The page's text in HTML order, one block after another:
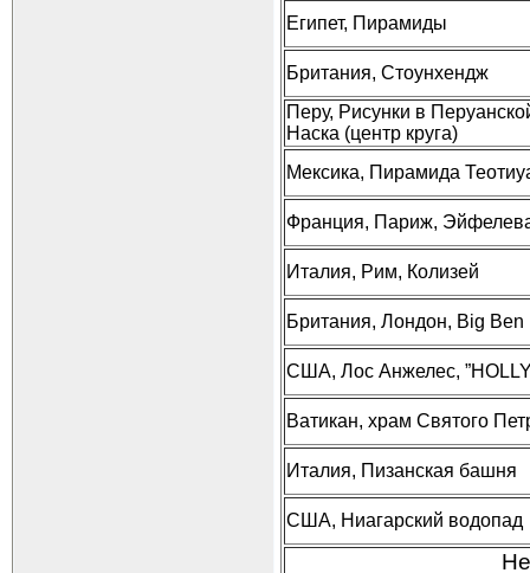
Египет, Пирамиды
Британия, Стоунхендж
Перу, Рисунки в
Наска (центр круга)
Мексика, Пирамида
Франция, Париж,
Италия, Рим, Колизей
Британия, Лондон, Big Ben
США, Лос Анжелес,
Ватикан, храм Святого
Италия, Пизанская башня
США, Ниагарский водопад